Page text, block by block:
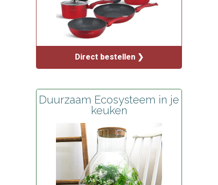
Direct bestellen ❯
Duurzaam Ecosysteem in je
keuken